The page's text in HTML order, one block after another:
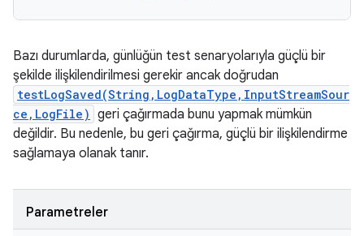
Bazı durumlarda, günlüğün test senaryolarıyla güçlü bir
şekilde ilişkilendirilmesi gerekir ancak doğrudan
testLogSaved(String,LogDataType,InputStreamSour
ce,LogFile) geri çağırmada bunu yapmak mümkün
değildir. Bu nedenle, bu geri çağırma, güçlü bir ilişkilendirme
sağlamaya olanak tanır.
Parametreler